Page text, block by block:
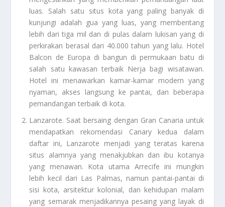
luas. Salah satu situs kota yang paling banyak di
kunjungi adalah gua yang luas, yang membentang
lebih dari tiga mil dan di pulas dalam lukisan yang di
perkirakan berasal dari 40.000 tahun yang lalu. Hotel
Balcon de Europa di bangun di permukaan batu di
salah satu kawasan terbaik Nerja bagi wisatawan.
Hotel ini menawarkan kamar-kamar modern yang
nyaman, akses langsung ke pantai, dan beberapa
pemandangan terbaik di kota.
Lanzarote. Saat bersaing dengan Gran Canaria untuk
mendapatkan rekomendasi Canary kedua dalam
daftar ini, Lanzarote menjadi yang teratas karena
situs alamnya yang menakjubkan dan ibu kotanya
yang menawan. Kota utama Arrecife ini mungkin
lebih kecil dari Las Palmas, namun pantai-pantai di
sisi kota, arsitektur kolonial, dan kehidupan malam
yang semarak menjadikannya pesaing yang layak di